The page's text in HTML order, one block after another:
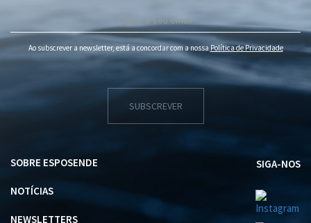
Ao subscrever a newsletter, está a concordar com a nossa Política de Privacidade
SUBSCREVER
SOBRE ESPOSENDE
NOTÍCIAS
NEWSLETTERS
SIGA-NOS